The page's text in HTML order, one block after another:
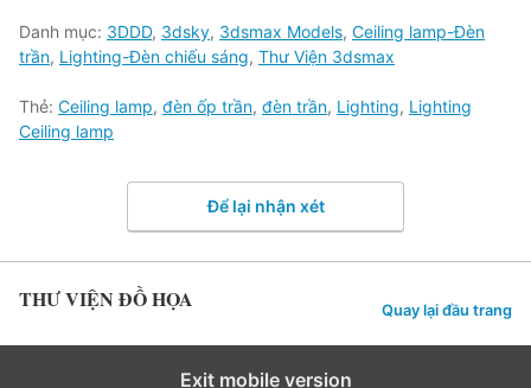
Danh mục: 3DDD, 3dsky, 3dsmax Models, Ceiling lamp-Đèn
trần, Lighting-Đèn chiếu sáng, Thư Viện 3dsmax
Thẻ: Ceiling lamp, đèn ốp trần, đèn trần, Lighting, Lighting
Ceiling lamp
Để lại nhận xét
THƯ VIỆN ĐỒ HỌA Quay lại đầu trang
Exit mobile version